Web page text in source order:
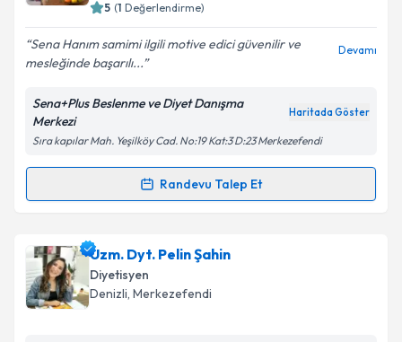
Kişisel verilerimin işlenmesine ilişkin
Aydınlatma
kapsamda işlenmesini kabul ediyorum.
Takvim Talebini Gönder
5 (1 Değerlendirme)
Sena Hanım samimi ilgili motive edici güvenilir ve
mesleğinde başarılı...
Devamı
Sena+Plus Beslenme ve Diyet Danışma
Merkezi
Haritada Göster
Sıra kapılar Mah. Yeşilköy Cad. No:19 Kat:3 D:23 Merkezefendi
Randevu Talep Et
Randevu Takvimi Talebi
Dyt. Sena Arpacı Besliiçin randevu takvimi talebi
oluşturun. Size bu uzmandan randevu almanız için bir
takvim hazırlandığında e-posta ile bilgilendireceğiz.
Uzm. Dyt. Pelin Şahin
Diyetisyen
Denizli, Merkezefendi